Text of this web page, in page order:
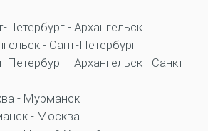
Петербург - Архангельск
- Сант-Петербург
Петербург - Архангельск - Санкт-
- Мурманск
- Москва